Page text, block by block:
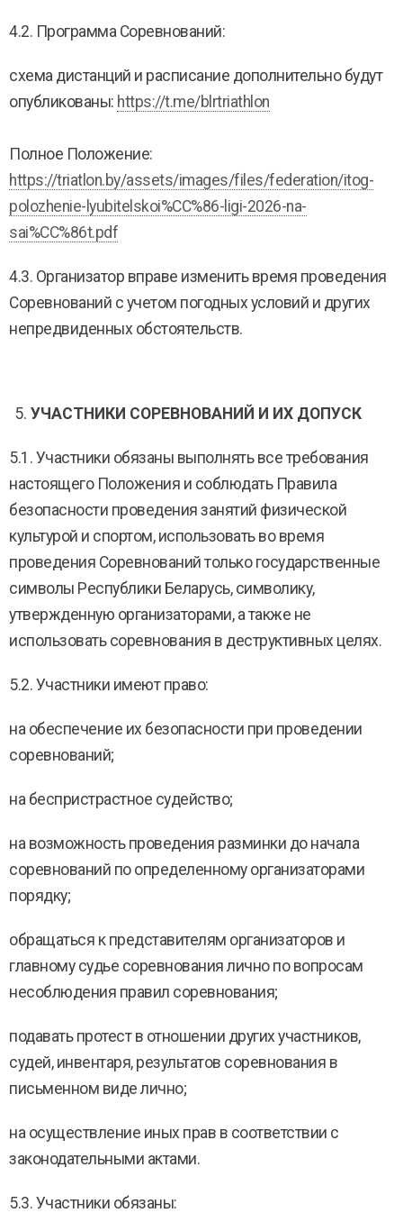
4.2. Программа Соревнований:
схема дистанций и расписание дополнительно будут
опубликованы: https://t.me/blrtriathlon
Полное Положение:
https://triatlon.by/assets/images/files/federation/itog-
polozhenie-lyubitelskoi%CC%86-ligi-2026-na-
sai%CC%86t.pdf
4.3. Организатор вправе изменить время проведения
Соревнований с учетом погодных условий и других
непредвиденных обстоятельств.
УЧАСТНИКИ СОРЕВНОВАНИЙ И ИХ ДОПУСК
5.1. Участники обязаны выполнять все требования
настоящего Положения и соблюдать Правила
безопасности проведения занятий физической
культурой и спортом, использовать во время
проведения Соревнований только государственные
символы Республики Беларусь, символику,
утвержденную организаторами, а также не
использовать соревнования в деструктивных целях.
5.2. Участники имеют право:
на обеспечение их безопасности при проведении
соревнований;
на беспристрастное судейство;
на возможность проведения разминки до начала
соревнований по определенному организаторами
порядку;
обращаться к представителям организаторов и
главному судье соревнования лично по вопросам
несоблюдения правил соревнования;
подавать протест в отношении других участников,
судей, инвентаря, результатов соревнования в
письменном виде лично;
на осуществление иных прав в соответствии с
законодательными актами.
5.3. Участники обязаны: